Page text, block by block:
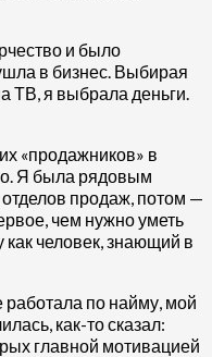
и было
в бизнес. Выбирая
ТВ, я выбрала деньги.
«продажников» в
Я была рядовым
продаж, потом —
чем нужно уметь
как человек, знающий в
работала по найму, мой
как-то сказал:
главной мотивацией